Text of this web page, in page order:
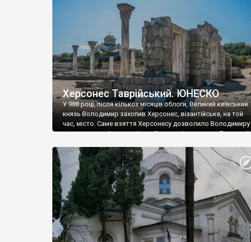
візантійської доби. Раритети викрадені з фондів об’єкту
культурної спадщини ЮНЕСКО «Херсонеса Таврійського».
Офіційно – на виставку «Золото Візантії», але експерти та
влада в Україні вважають це лише […]
Херсонес Таврійський. ЮНЕСКО
У 988 році, після кількох місяців облоги, Великий київський
князь Володимир захопив Херсонес, візантійське, на той
час, місто. Саме взяття Херсонесу дозволило Володимиру
диктувати свої умови візантійському імператору Василю ІІ,
Херсонесі Володимир-язичник, став Василем-
християнином. А потім було Хрещення Русі. На честь
Херсонесу Таврійського названо місто […]